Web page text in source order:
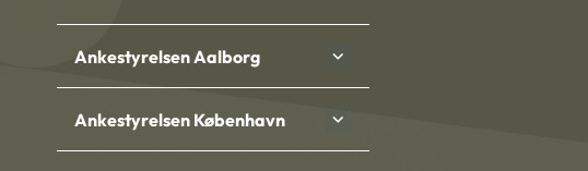
Ankestyrelsen Aalborg
Ankestyrelsen København